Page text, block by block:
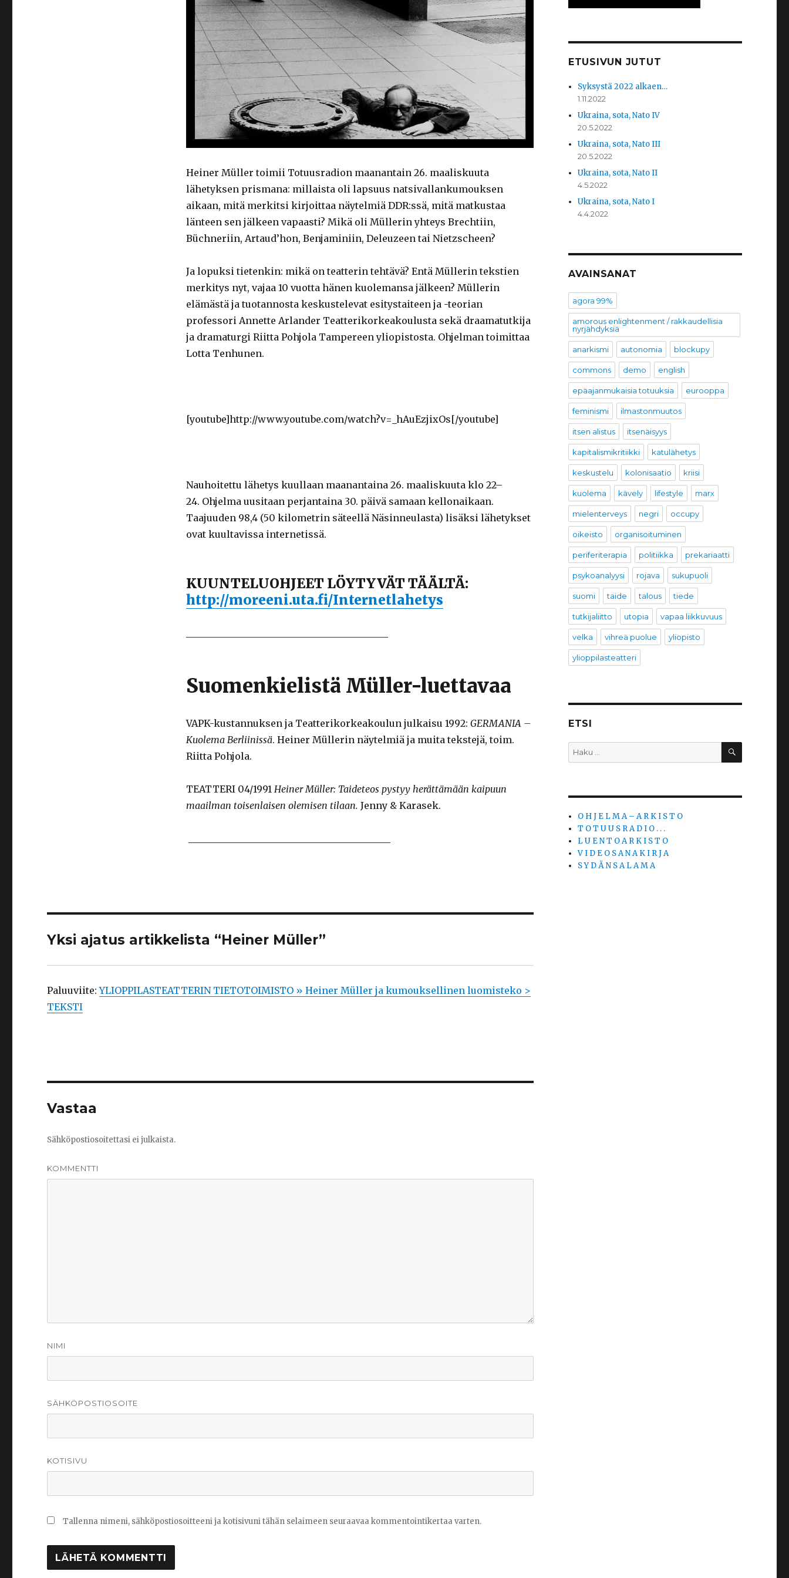
Heiner Müller toimii Totuusradion maanantain 26. maaliskuuta
lähetyksen prismana: millaista oli lapsuus natsivallankumouksen
aikaan, mitä merkitsi kirjoittaa näytelmiä DDR:ssä, mitä matkustaa
länteen sen jälkeen vapaasti? Mikä oli Müllerin yhteys Brechtiin,
Büchneriin, Artaud’hon, Benjaminiin, Deleuzeen tai Nietzscheen?
Ja lopuksi tietenkin: mikä on teatterin tehtävä? Entä Müllerin tekstien
merkitys nyt, vajaa 10 vuotta hänen kuolemansa jälkeen? Müllerin
elämästä ja tuotannosta keskustelevat esitystaiteen ja -teorian
professori Annette Arlander Teatterikorkeakoulusta sekä draamatutkija
ja dramaturgi Riitta Pohjola Tampereen yliopistosta. Ohjelman toimittaa
Lotta Tenhunen.
[youtube]http://www.youtube.com/watch?v=_hAuEzjixOs[/youtube]
Nauhoitettu lähetys kuullaan maanantaina 26. maaliskuuta klo 22–
24. Ohjelma uusitaan perjantaina 30. päivä samaan kellonaikaan.
Taajuuden 98,4 (50 kilometrin säteellä Näsinneulasta) lisäksi lähetykset
ovat kuultavissa internetissä.
KUUNTELUOHJEET LÖYTYVÄT TÄÄLTÄ:
http://moreeni.uta.fi/Internetlahetys
Suomenkielistä Müller-luettavaa
VAPK-kustannuksen ja Teatterikorkeakoulun julkaisu 1992: GERMANIA –
Kuolema Berliinissä. Heiner Müllerin näytelmiä ja muita tekstejä, toim.
Riitta Pohjola.
TEATTERI 04/1991 Heiner Müller: Taideteos pystyy herättämään kaipuun
maailman toisenlaisen olemisen tilaan. Jenny & Karasek.
Yksi ajatus artikkelista “Heiner Müller”
Paluuviite:YLIOPPILASTEATTERIN TIETOTOIMISTO » Heiner Müller ja kumouksellinen luomisteko >
TEKSTI
Vastaa
Sähköpostiosoitettasi ei julkaista.
KOMMENTTI
NIMI
SÄHKÖPOSTIOSOITE
KOTISIVU
Tallenna nimeni, sähköpostiosoitteeni ja kotisivuni tähän selaimeen seuraavaa kommentointikertaa varten.
ETUSIVUN JUTUT
Syksystä 2022 alkaen…
1.11.2022
Ukraina, sota, Nato IV
20.5.2022
Ukraina, sota, Nato III
20.5.2022
Ukraina, sota, Nato II
4.5.2022
Ukraina, sota, Nato I
4.4.2022
AVAINSANAT
agora 99%
amorous enlightenment / rakkaudellisia
nyrjähdyksiä
anarkismi autonomia blockupy
commons demo english
epäajanmukaisia totuuksia eurooppa
feminismi ilmastonmuutos
itsen alistus itsenäisyys
kapitalismikritiikki katulähetys
keskustelu kolonisaatio kriisi
kuolema kävely lifestyle marx
mielenterveys negri occupy
oikeisto organisoituminen
periferiterapia politiikka prekariaatti
psykoanalyysi rojava sukupuoli
suomi taide talous tiede
tutkijaliitto utopia vapaa liikkuvuus
velka vihreä puolue yliopisto
ylioppilasteatteri
ETSI
Etsi: HAKU
O H J E L M A – A R K I S T O
T O T U U S R A D I O . . .
L U E N T O A R K I S T O
V I D E O S A N A K I R J A
S Y D Ä N S A L A M A